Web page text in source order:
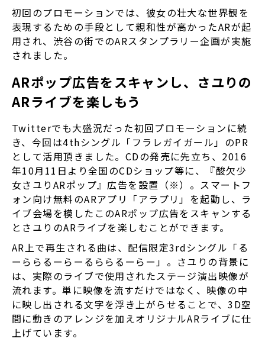
初回のプロモーションでは、彼女の壮大な世界観を
表現するための手段として親和性が高かったARが起
用され、渋谷の街でのARスタンプラリー企画が実施
されました。
ARポップ広告をスキャンし、さユりの
ARライブを楽しもう
Twitterでも大盛況だった初回プロモーションに続
き、今回は4thシングル「フラレガイガール」のPR
として活用頂きました。CDの発売に先立ち、2016
年10月11日より全国のCDショップ等に、『酸欠少
女さユりARポップ』広告を設置（※）。スマートフ
ォン向け無料のARアプリ「アラプリ」を起動し、ラ
イブ会場を模したこのARポップ広告をスキャンする
とさユりのARライブを楽しむことができます。
AR上で再生される曲は、配信限定3rdシングル「る
ーららるーらーるららるーらー」。さユりの背景に
は、実際のライブで使用されたステージ演出映像が
流れます。単に映像を流すだけではなく、映像の中
に映し出される文字を浮き上がらせることで、3D空
間に動きのアレンジを加えオリジナルARライブに仕
上げています。